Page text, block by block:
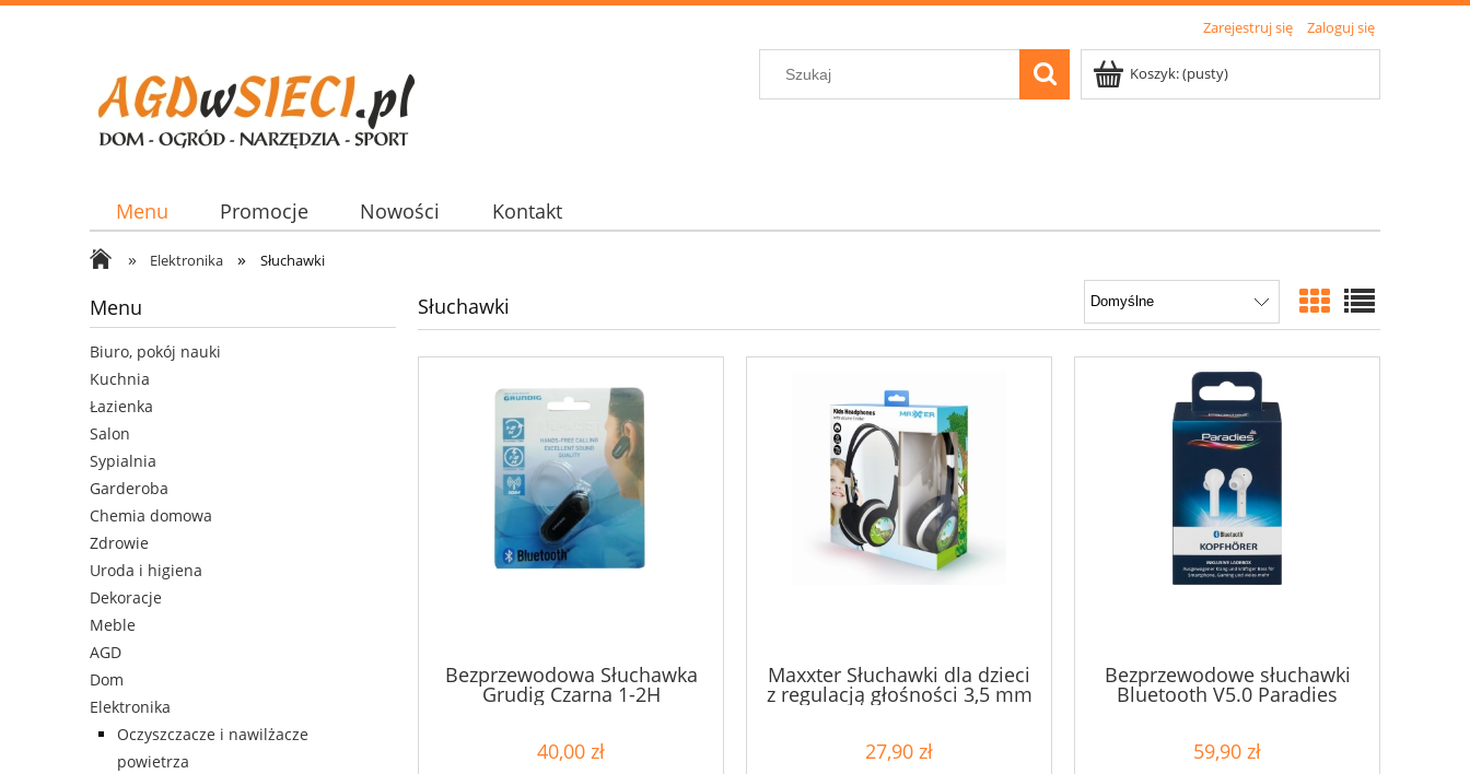
Zarejestruj się Zaloguj się
Koszyk:(pusty)
Menu Promocje Nowości Kontakt
» Elektronika » Słuchawki
Menu
Biuro, pokój nauki
Kuchnia
Łazienka
Salon
Sypialnia
Garderoba
Chemia domowa
Zdrowie
Uroda i higiena
Dekoracje
Meble
AGD
Dom
Elektronika
Oczyszczacze i nawilżacze
powietrza
Słuchawki
Bezprzewodowa Słuchawka
Grudig Czarna 1-2H
40,00 zł
Maxxter Słuchawki dla dzieci
z regulacją głośności 3,5 mm
czarne
27,90 zł
Bezprzewodowe słuchawki
Bluetooth V5.0 Paradies
59,90 zł